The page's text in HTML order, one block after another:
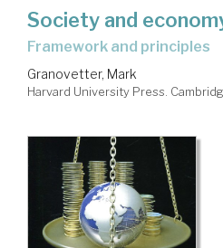
Society and
framework and principles
Granovetter, Mark
Harvard University Press.